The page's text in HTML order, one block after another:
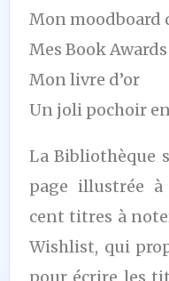
Mon moodboard
Mes Book Awards
Mon livre d’or
Un joli pochoir
La Bibliothèque
page illustrée
cent titres à
Wishlist, qui